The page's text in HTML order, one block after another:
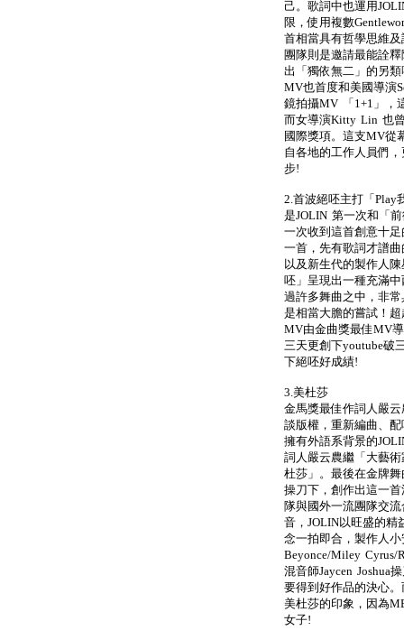
己。歌詞中也運用
限，使用複數
首相當具有哲學思維
團隊則是邀請最能詮
出「獨依無二」的另
MV也首度和美國導演
鏡拍攝MV 「1+1」，
而女導演Kitty Lin 也
國際獎項。這支MV從
自各地的工作人員們
步!
2.首波絕呸主打「Play
是JOLIN 第一次和「
一次收到這首創意十
一首，先有歌詞才譜
以及新生代的製作人
呸」呈現出一種充滿
過許多舞曲之中，非
是相當大膽的嘗試！
MV由金曲獎最佳MV
三天更創下youtube破
下絕呸好成績!
3.美杜莎
金馬獎最佳作詞人嚴
談版權，重新編曲、
擁有外語系背景的
詞人嚴云農繼「大藝
杜莎」。最後在金牌
操刀下，創作出這一
隊與國外一流團隊交
音，JOLIN以旺盛的精
念一拍即合，製作人
Beyonce/Miley Cyrus/
混音師Jaycen Joshua
要得到好作品的決心
美杜莎的印象，因為
女子!